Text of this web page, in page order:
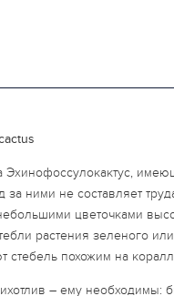
Эхинофоссулокактус,
за ними не составляет
цветочками
растения зеленого
стебель похожим на
– ему необходимы: